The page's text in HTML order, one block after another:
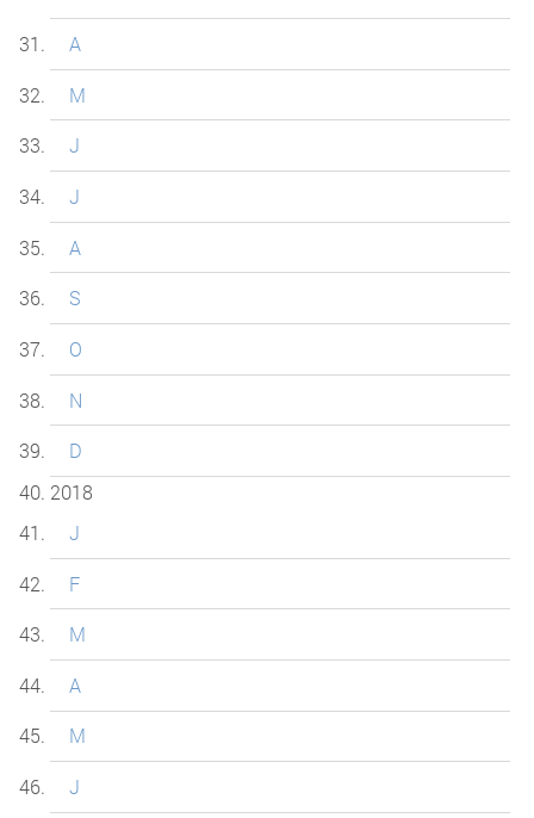
A
M
J
J
A
S
O
N
D
2018
J
F
M
A
M
J